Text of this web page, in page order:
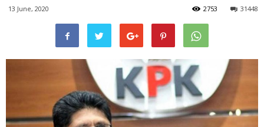
13 June, 2020 31448
2753